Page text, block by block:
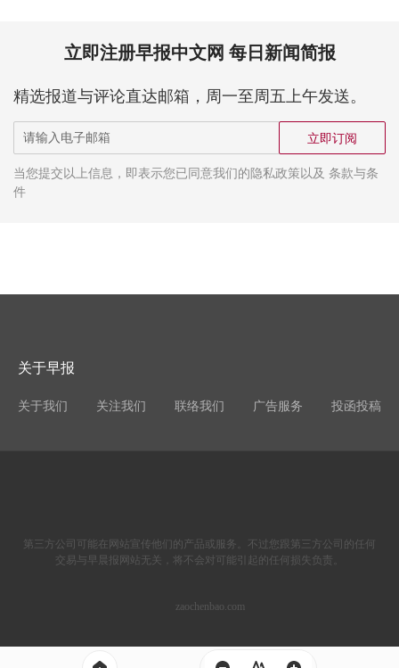
立即注册早报中文网 每日新闻简报
精选报道与评论直达邮箱，周一至周五上午发送。
立即订阅
当您提交以上信息，即表示您已同意我们的隐私政策以及 条款与条
件
关于早报
关于我们 关注我们 联络我们 广告服务 投函投稿
第三方公司可能在网站宣传他们的产品或服务。不过您跟第三方公司的任何
交易与早晨报网站无关，将不会对可能引起的任何损失负责。
zaochenbao.com